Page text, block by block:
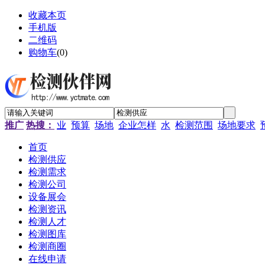
收藏本页
手机版
二维码
购物车(0)
推广 热搜： 业 预算 场地 企业怎样 水 检测范围 场地要求
首页
检测供应
检测需求
检测公司
设备展会
检测资讯
检测人才
检测图库
检测商圈
在线申请